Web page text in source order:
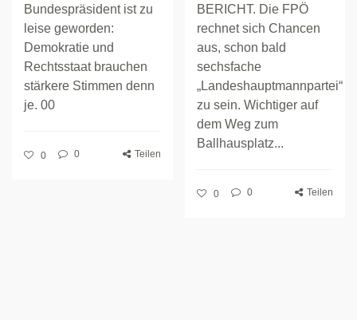
Bundespräsident ist zu
leise geworden:
Demokratie und
Rechtsstaat brauchen
stärkere Stimmen denn
je. 00
0 0 Teilen
BERICHT. Die FPÖ
rechnet sich Chancen
aus, schon bald
sechsfache
„Landeshauptmannpartei“
zu sein. Wichtiger auf
dem Weg zum
Ballhausplatz...
0 0 Teilen